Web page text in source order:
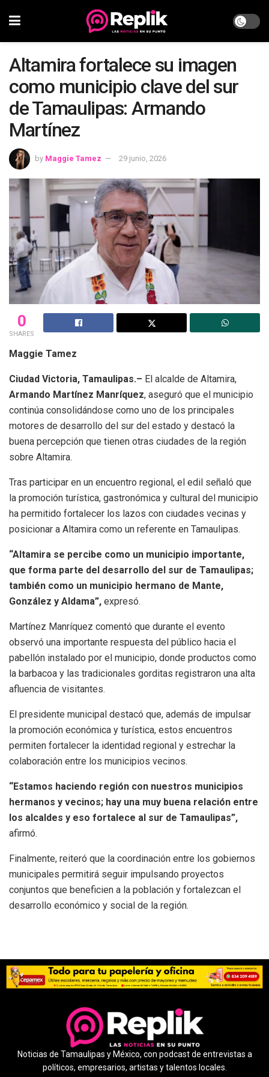
Altamira fortalece su imagen
como municipio clave del sur
de Tamaulipas: Armando
Martínez
by Maggie Tamez 29 junio, 2026
0
SHARES
Maggie Tamez
Ciudad Victoria, Tamaulipas.– El alcalde de Altamira,
Armando Martínez Manríquez, aseguró que el municipio
continúa consolidándose como uno de los principales
motores de desarrollo del sur del estado y destacó la
buena percepción que tienen otras ciudades de la región
sobre Altamira.
Tras participar en un encuentro regional, el edil señaló que
la promoción turística, gastronómica y cultural del municipio
ha permitido fortalecer los lazos con ciudades vecinas y
posicionar a Altamira como un referente en Tamaulipas.
“Altamira se percibe como un municipio importante,
que forma parte del desarrollo del sur de Tamaulipas;
también como un municipio hermano de Mante,
González y Aldama”, expresó.
Martínez Manríquez comentó que durante el evento
observó una importante respuesta del público hacia el
pabellón instalado por el municipio, donde productos como
la barbacoa y las tradicionales gorditas registraron una alta
afluencia de visitantes.
El presidente municipal destacó que, además de impulsar
la promoción económica y turística, estos encuentros
permiten fortalecer la identidad regional y estrechar la
colaboración entre los municipios vecinos.
“Estamos haciendo región con nuestros municipios
hermanos y vecinos; hay una muy buena relación entre
los alcaldes y eso fortalece al sur de Tamaulipas”,
afirmó.
Finalmente, reiteró que la coordinación entre los gobiernos
municipales permitirá seguir impulsando proyectos
conjuntos que beneficien a la población y fortalezcan el
desarrollo económico y social de la región.
Noticias de Tamaulipas y México, con podcast de entrevistas a
políticos, empresarios, artistas y talentos locales.